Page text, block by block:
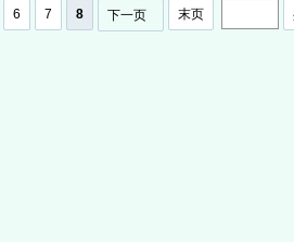
6 7 8 下一页 末页